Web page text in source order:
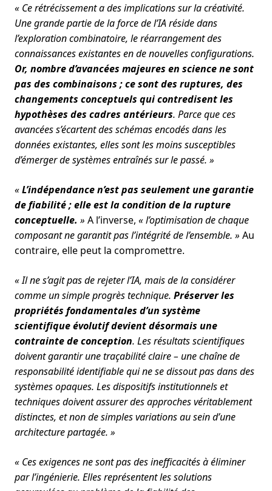
« Ce rétrécissement a des implications sur la créativité.
Une grande partie de la force de l’IA réside dans
l’exploration combinatoire, le réarrangement des
connaissances existantes en de nouvelles configurations.
Or, nombre d’avancées majeures en science ne sont
pas des combinaisons ; ce sont des ruptures, des
changements conceptuels qui contredisent les
hypothèses des cadres antérieurs. Parce que ces
avancées s’écartent des schémas encodés dans les
données existantes, elles sont les moins susceptibles
d’émerger de systèmes entraînés sur le passé. »
«L’indépendance n’est pas seulement une garantie
de fiabilité ; elle est la condition de la rupture
conceptuelle. » A l’inverse, « l’optimisation de chaque
composant ne garantit pas l’intégrité de l’ensemble. » Au
contraire, elle peut la compromettre.
« Il ne s’agit pas de rejeter l’IA, mais de la considérer
comme un simple progrès technique. Préserver les
propriétés fondamentales d’un système
scientifique évolutif devient désormais une
contrainte de conception. Les résultats scientifiques
doivent garantir une traçabilité claire – une chaîne de
responsabilité identifiable qui ne se dissout pas dans des
systèmes opaques. Les dispositifs institutionnels et
techniques doivent assurer des approches véritablement
distinctes, et non de simples variations au sein d’une
architecture partagée. »
« Ces exigences ne sont pas des inefficacités à éliminer
par l’ingénierie. Elles représentent les solutions